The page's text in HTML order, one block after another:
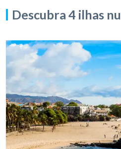
Descubra 4 ilhas